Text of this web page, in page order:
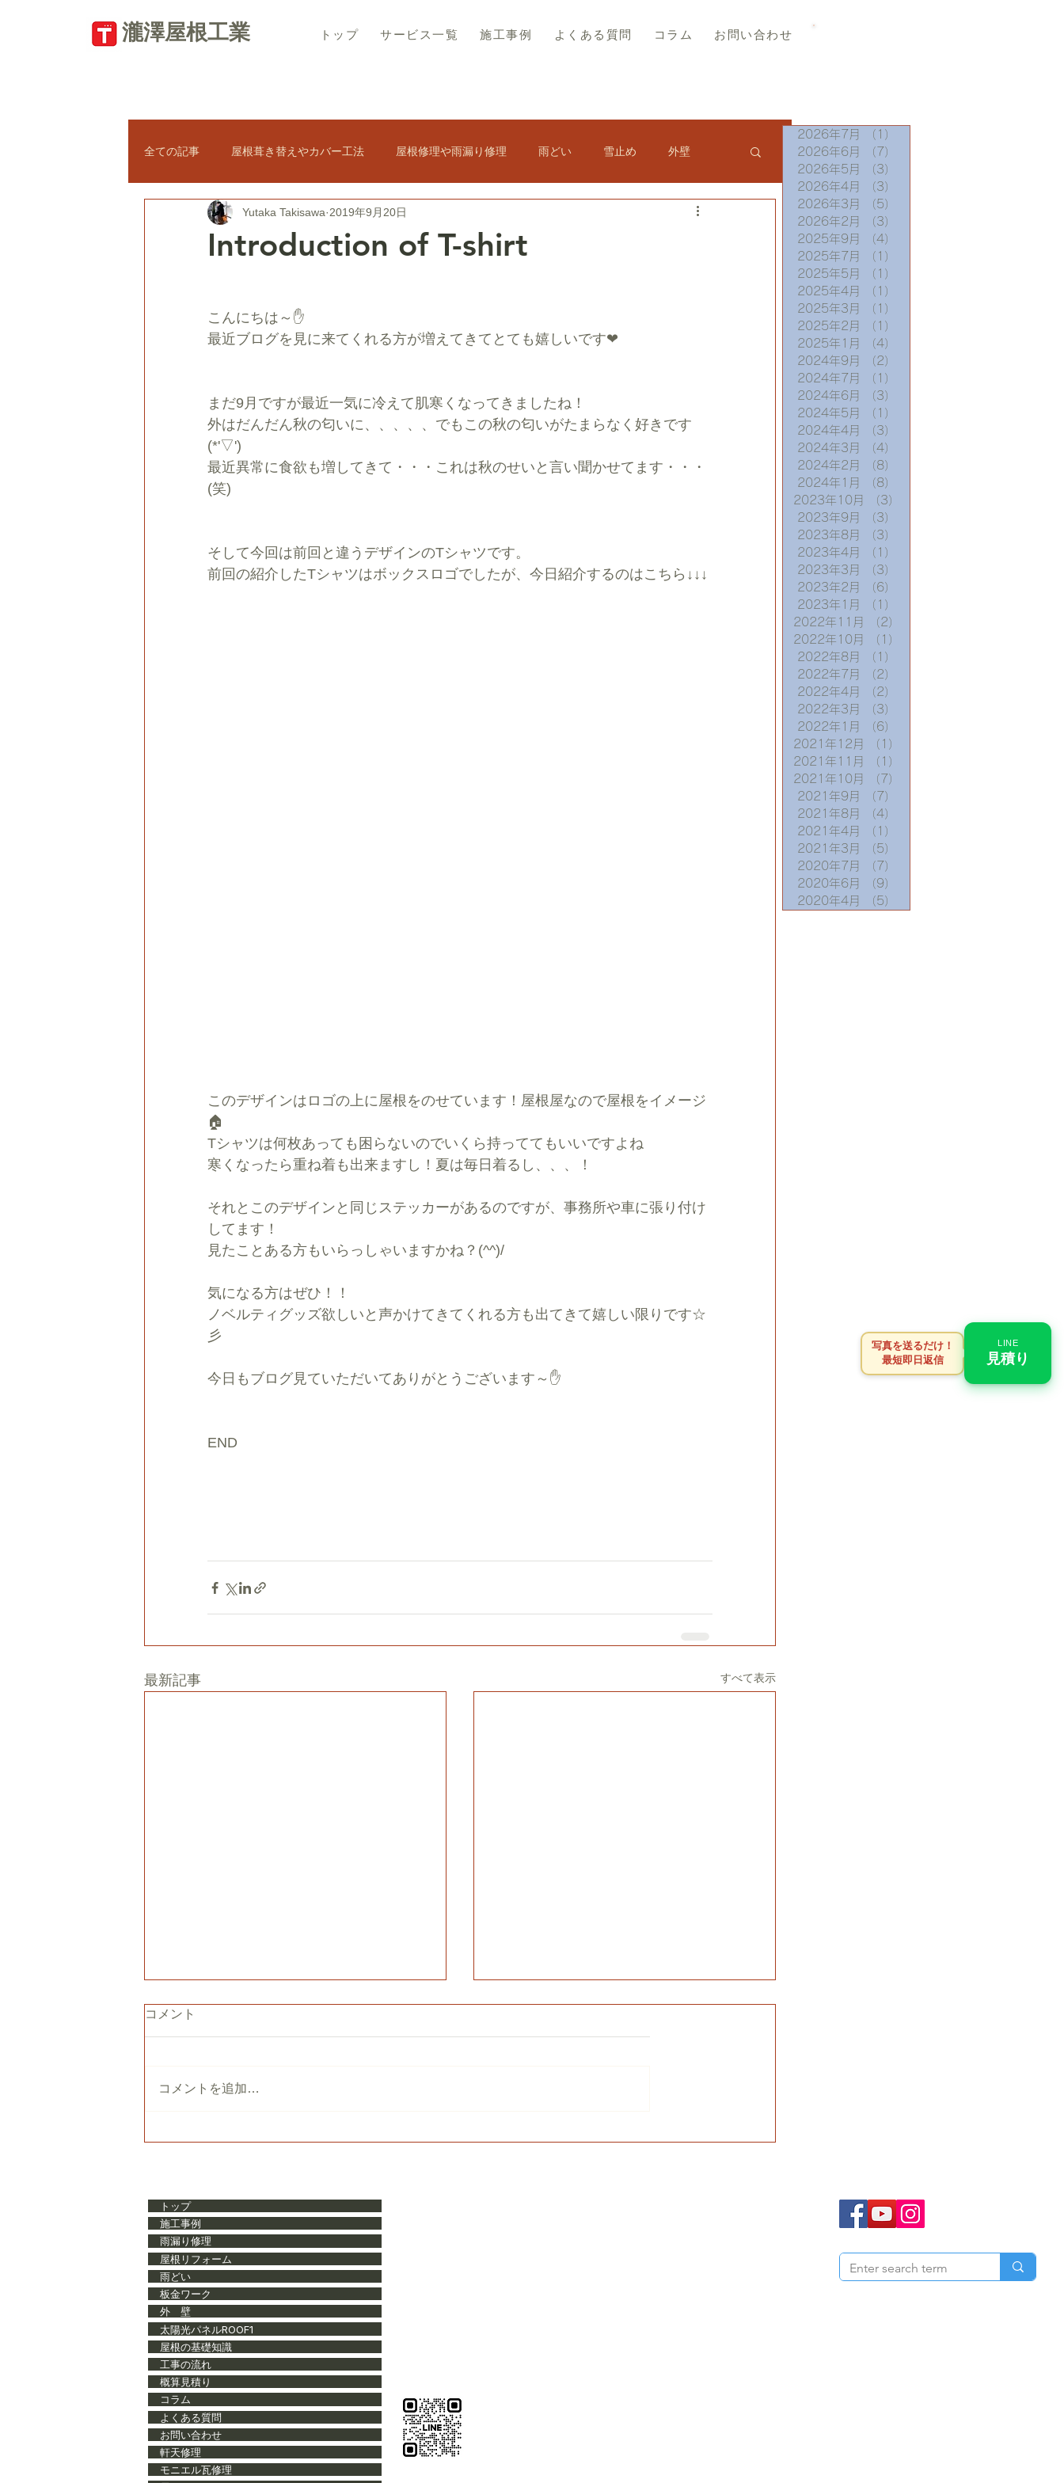
​瀧澤屋根工業 トップ サービス一覧 施工事例 よくある質問 コラム お問い合わせ
全ての記事 屋根葺き替えやカバー工法 屋根修理や雨漏り修理 雨どい 雪止め 外壁
瓦屋根の修理 新築屋根工事 その他
屋根のトラブル・悪徳業者対策 アスベスト・コロニアル
Introduction of T-shirt
Yutaka Takisawa 2019年9月20日
こんにちは～✋
最近ブログを見に来てくれる方が増えてきてとても嬉しいです❤
まだ9月ですが最近一気に冷えて肌寒くなってきましたね！
外はだんだん秋の匂いに、、、、、でもこの秋の匂いがたまらなく好きです
(*'▽')
最近異常に食欲も増してきて・・・これは秋のせいと言い聞かせてます・・・
(笑)
そして今回は前回と違うデザインのTシャツです。
前回の紹介したTシャツはボックスロゴでしたが、今日紹介するのはこちら↓↓↓
このデザインはロゴの上に屋根をのせています！屋根屋なので屋根をイメージ
🏠
Tシャツは何枚あっても困らないのでいくら持っててもいいですよね
寒くなったら重ね着も出来ますし！夏は毎日着るし、、、！
それとこのデザインと同じステッカーがあるのですが、事務所や車に張り付け
してます！
見たことある方もいらっしゃいますかね？(^^)/
気になる方はぜひ！！
ノベルティグッズ欲しいと声かけてきてくれる方も出てきて嬉しい限りです☆
彡
今日もブログ見ていただいてありがとうございます～✋
END
最新記事 すべて表示
わらS」の雨漏り修理｜隅棟の板金カバ
ー工法で解決した施工事例
コメント
コメントを追加…
2026年7月 （1）
2026年6月
（7）
2026年5月
（3）
2026年4月
（3）
2026年3月
（5）
2026年2月
（3）
2025年9月
（4）
2025年7月
（1）
2025年5月
（1）
2025年4月
（1）
2025年3月
（1）
2025年2月
（1）
2025年1月
（4）
2024年9月
（2）
2024年7月
（1）
2024年6月
（3）
2024年5月
（1）
2024年4月
（3）
2024年3月
（4）
2024年2月
（8）
2024年1月
（8）
2023年10月
（3）
2023年9月
（3）
2023年8月
（3）
2023年4月
（1）
2023年3月
（3）
2023年2月
（6）
2023年1月
（1）
2022年11月
（2）
2022年10月
（1）
2022年8月
（1）
2022年7月
（2）
2022年4月
（2）
2022年3月
（3）
2022年1月
（6）
2021年12月
（1）
2021年11月
（1）
2021年10月
（7）
2021年9月
（7）
2021年8月
（4）
2021年4月
（1）
2021年3月
（5）
2020年7月
（7）
2020年6月
（9）
2020年4月
（5）
トップ
施工事例
雨漏り修理
屋根リフォーム
雨どい
板金ワーク
外 壁
太陽光パネルROOF1
屋根の基礎知識
工事の流れ
概算見積り
コラム
よくある質問
お問い合わせ
軒天修理
モニエル瓦修理
写真を送るだけ！
最短即日返信
LINE
見積り